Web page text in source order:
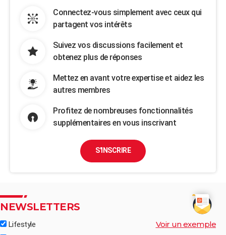
Connectez-vous simplement avec ceux qui
partagent vos intérêts
Suivez vos discussions facilement et
obtenez plus de réponses
Mettez en avant votre expertise et aidez les
autres membres
Profitez de nombreuses fonctionnalités
supplémentaires en vous inscrivant
S'INSCRIRE
NEWSLETTERS
Lifestyle Voir un exemple